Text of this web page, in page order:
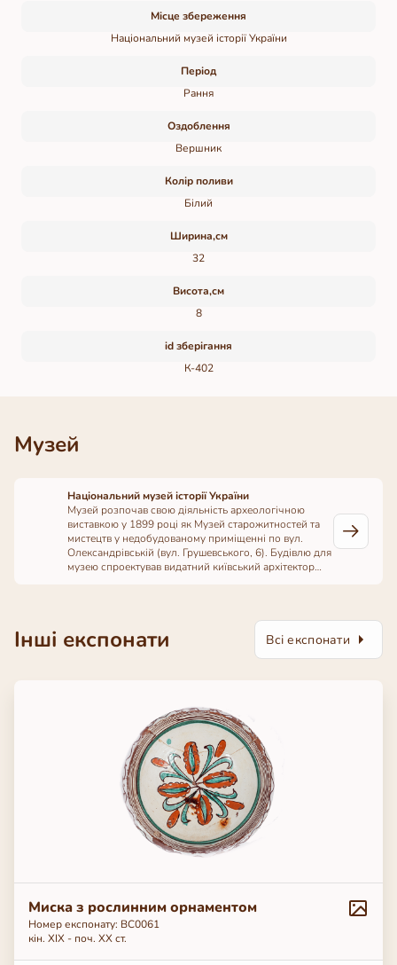
Місце збереження
Національний музей історії України
Період
Рання
Оздоблення
Вершник
Колір поливи
Білий
Ширина,см
32
Висота,см
8
id зберігання
К-402
Музей
Національний музей історії України
Музей розпочав свою діяльність археологічною
виставкою у 1899 році як Музей старожитностей та
мистецтв у недобудованому приміщенні по вул.
Олександрівській (вул. Грушевського, 6). Будівлю для
музею спроектував видатний київський архітектор
Інші експонати Всі експонати
Миска з рослинним орнаментом
Номер експонату: ВС0061
кін. ХІХ - поч. ХХ ст.